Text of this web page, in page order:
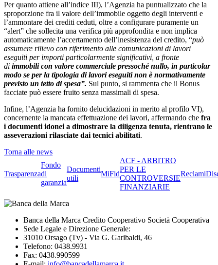
Per quanto attiene all’indice III), l’Agenzia ha puntualizzato che la
sproporzione fra il valore dell’immobile oggetto degli interventi e
l’ammontare dei crediti ceduti, oltre a configurare puramente un
“alert” che sollecita una verifica più approfondita e non implica
automaticamente l’accertamento dell’inesistenza del credito, “può
assumere rilievo con riferimento alle comunicazioni di lavori
eseguiti per importi particolarmente significativi, a fronte
di immobili con valore commerciale pressoché nullo, in particolar
modo se per la tipologia di lavori eseguiti non è normativamente
previsto un tetto di spesa”. Sul punto, si rammenta che il Bonus
facciate può essere fruito senza massimali di spesa.
Infine, l’Agenzia ha fornito delucidazioni in merito al profilo VI),
concernente la mancata effettuazione dei lavori, affermando che fra
i documenti idonei a dimostrare la diligenza tenuta, rientrano le
asseverazioni rilasciate dai tecnici abilitati.
Torna alle news
Trasparenza
Fondo
di
garanzia
Documenti
utili
MiFid
ACF - ARBITRO
PER LE
CONTROVERSIE
FINANZIARIE
Reclami
Banca della Marca Credito Cooperativo Società Cooperativa
Sede Legale e Direzione Generale:
31010 Orsago (Tv) - Via G. Garibaldi, 46
Telefono: 0438.9931
Fax: 0438.990599